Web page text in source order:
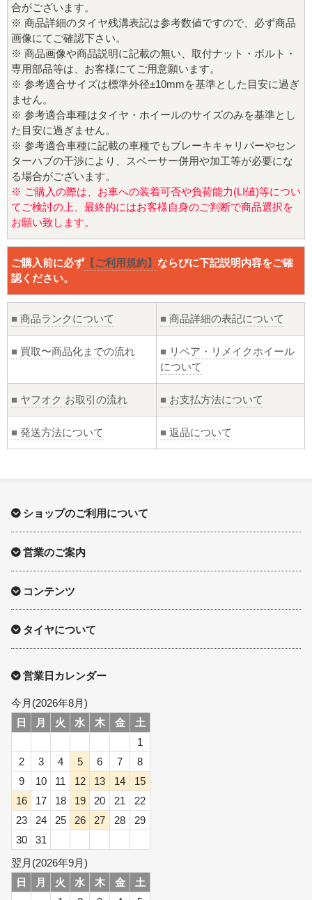
合がございます。
※ 商品詳細のタイヤ残溝表記は参考数値ですので、必ず商品
画像にてご確認下さい。
※ 商品画像や商品説明に記載の無い、取付ナット・ボルト・
専用部品等は、お客様にてご用意願います。
※ 参考適合サイズは標準外径±10mmを基準とした目安に過ぎ
ません。
※ 参考適合車種はタイヤ・ホイールのサイズのみを基準とし
た目安に過ぎません。
※ 参考適合車種に記載の車種でもブレーキキャリパーやセン
ターハブの干渉により、スペーサー併用や加工等が必要にな
る場合がございます。
※ ご購入の際は、お車への装着可否や負荷能力(LI値)等につい
てご検討の上、最終的にはお客様自身のご判断で商品選択を
お願い致します。
ご購入前に必ず 【ご利用規約】 ならびに下記説明内容をご確
認ください。
■ 商品ランクについて ■ 商品詳細の表記について
■ 買取〜商品化までの流れ ■ リペア・リメイクホイール
について
■ ヤフオク お取引の流れ ■ お支払方法について
■ 発送方法について ■ 返品について
ショップのご利用について
営業のご案内
コンテンツ
タイヤについて
営業日カレンダー
今月(2026年8月)
日
月 火 水 木 金
土
1
2
3 4 5 6 7
8
9
10 11 12 13 14
15
16
17 18 19 20 21
22
23
24 25 26 27 28
29
30
31
翌月(2026年9月)
日
月 火 水 木 金
土